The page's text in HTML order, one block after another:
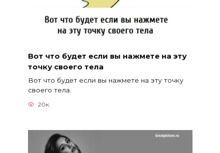
Вот что будет если вы нажмете на эту
точку своего тела
Вот что будет если вы нажмете на эту точку
своего тела.
20к.